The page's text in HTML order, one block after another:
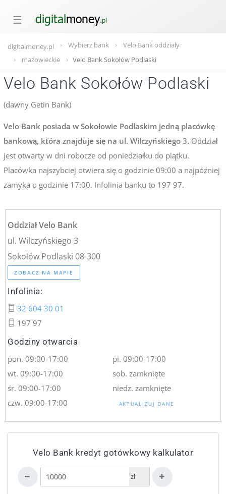
☰
digitalmoney.pl Wybierz bank
Velo Bank oddziały
mazowieckie
Velo Bank Sokołów Podlaski
Velo Bank Sokołów Podlaski
(dawny Getin Bank)
Velo Bank posiada w Sokołowie Podlaskim jedną placówkę
bankową, która znajduje się na ul. Wilczyńskiego 3. Oddział
jest otwarty w dni robocze od poniedziałku do piątku.
Placówka najszybciej otwiera się o godzinie 09:00 a najpóźniej
zamyka o godzinie 17:00. Infolinia banku to 197 97.
Oddział Velo Bank
ul. Wilczyńskiego 3
Sokołów Podlaski 08-300
ZOBACZ NA MAPIE
Infolinia:
32 604 30 01
197 97
Godziny otwarcia
pon. 09:00-17:00
wt. 09:00-17:00
śr. 09:00-17:00
czw. 09:00-17:00
pi. 09:00-17:00
sob. zamknięte
niedz. zamknięte
AKTUALIZUJ DANE
Velo Bank kredyt gotówkowy kalkulator
zł